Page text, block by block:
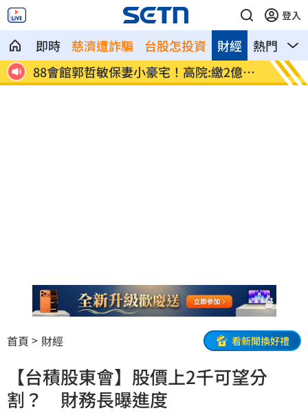
登入
即時 慈濟遭詐騙 台股怎投資 熱門 影
財經
巧
88會館郭哲敏保妻小豪宅！高院:繳2億可
撤
石垣
放
首頁 財經 看新聞換好禮
【台積股東會】股價上2千可望分
割？ 財務長曝進度